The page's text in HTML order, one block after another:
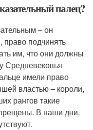
палец?
– он
право подчинять
им, что они должны
Средневековья
имели право
властью – короли,
рангов такие
В наши дни,